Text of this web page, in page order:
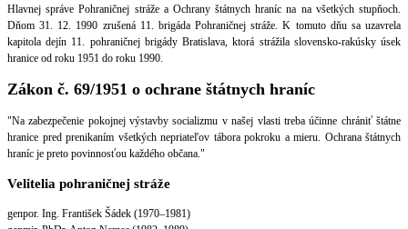
Hlavnej správe Pohraničnej stráže a Ochrany štátnych hraníc na na všetkých stupňoch.
Dňom 31. 12. 1990 zrušená 11. brigáda Pohraničnej stráže. K tomuto dňu sa uzavrela
kapitola dejín 11. pohraničnej brigády Bratislava, ktorá strážila slovensko-rakúsky úsek
hranice od roku 1951 do roku 1990.
Zákon č. 69/1951 o ochrane štátnych hraníc
"Na zabezpečenie pokojnej výstavby socializmu v našej vlasti treba účinne chrániť štátne
hranice pred prenikaním všetkých nepriateľov tábora pokroku a mieru. Ochrana štátnych
hraníc je preto povinnosťou každého občana."
Velitelia pohraničnej stráže
genpor. Ing. František Šádek (1970–1981)